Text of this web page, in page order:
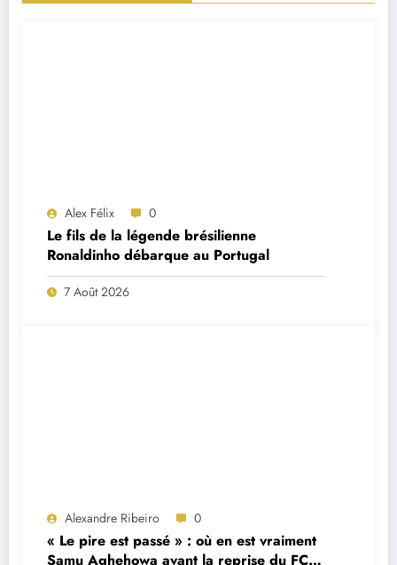
Alex Félix 0
Le fils de la légende brésilienne
Ronaldinho débarque au Portugal
7 Août 2026
Alexandre Ribeiro 0
« Le pire est passé » : où en est vraiment
Samu Aghehowa avant la reprise du FC